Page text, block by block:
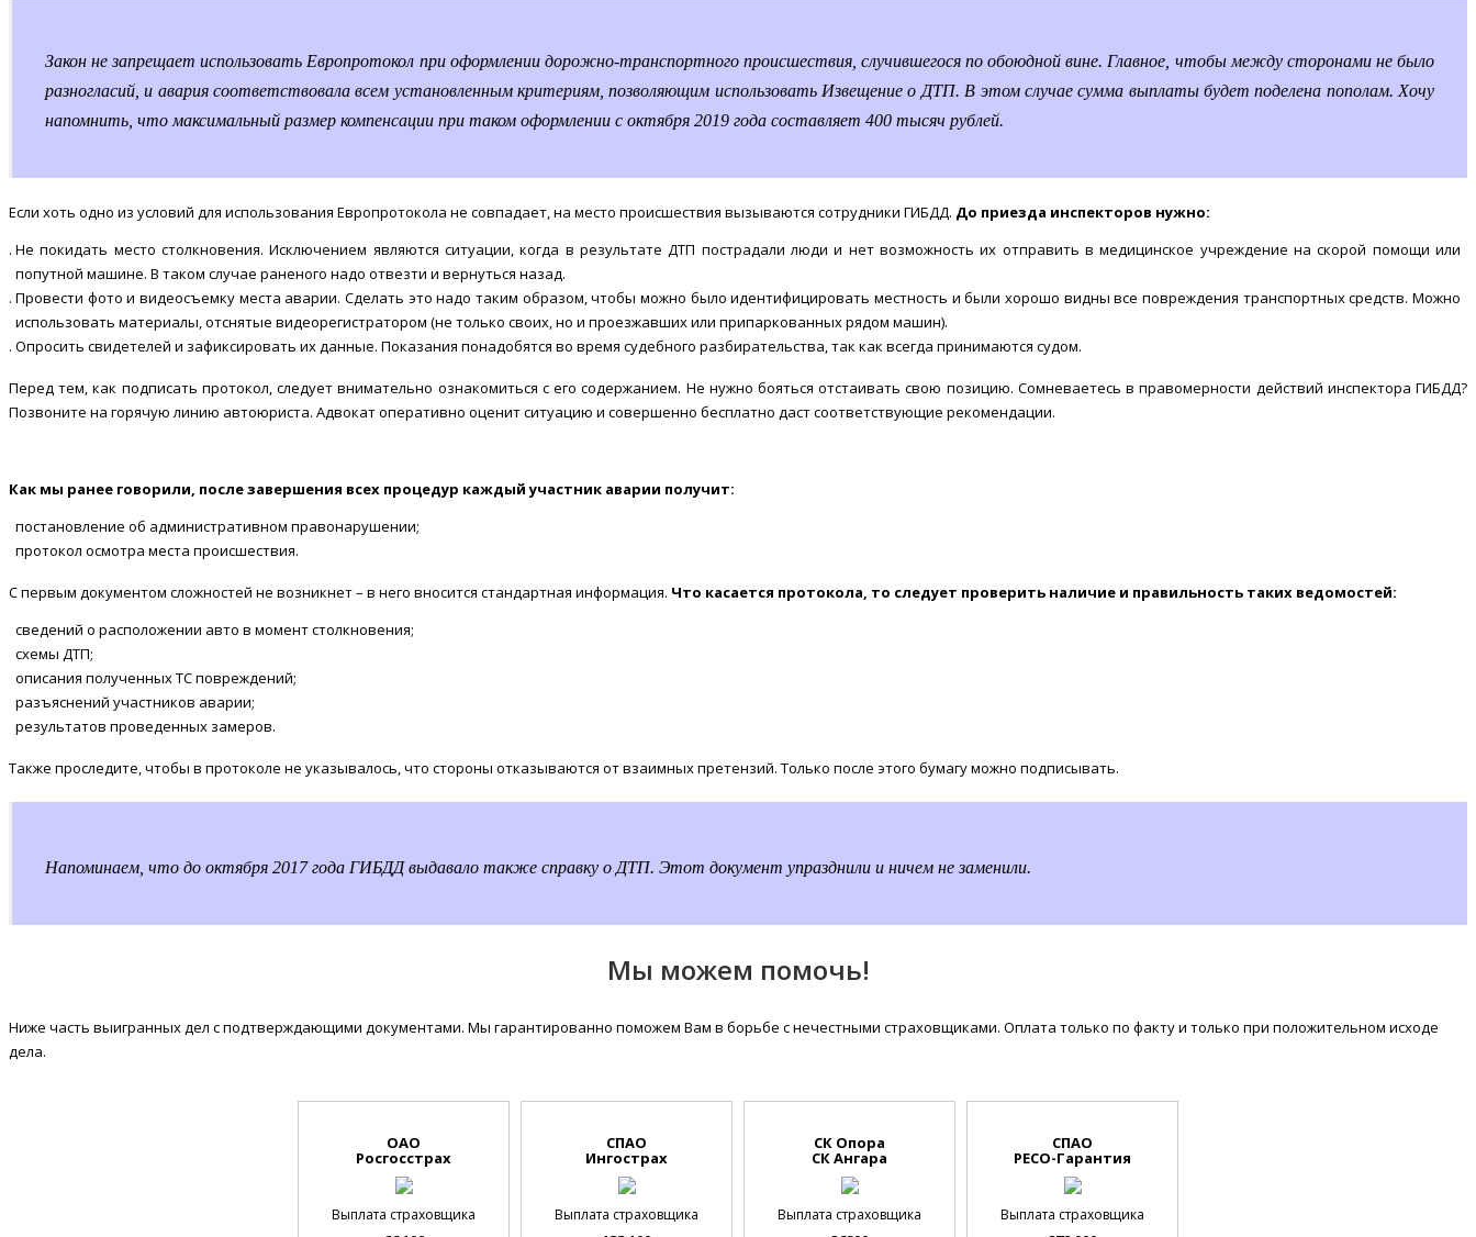
Закон не запрещает использовать Европротокол при оформлении дорожно-транспортного происшествия, случившегося по обоюдной вине. Главное, чтобы между сторонами не было
разногласий, и авария соответствовала всем установленным критериям, позволяющим использовать Извещение о ДТП. В этом случае сумма выплаты будет поделена пополам. Хочу
напомнить, что максимальный размер компенсации при таком оформлении с октября 2019 года составляет 400 тысяч рублей.
Если хоть одно из условий для использования Европротокола не совпадает, на место происшествия вызываются сотрудники ГИБДД. До приезда инспекторов нужно:
Не покидать место столкновения. Исключением являются ситуации, когда в результате ДТП пострадали люди и нет возможность их отправить в медицинское учреждение на скорой помощи или
попутной машине. В таком случае раненого надо отвезти и вернуться назад.
Провести фото и видеосъемку места аварии. Сделать это надо таким образом, чтобы можно было идентифицировать местность и были хорошо видны все повреждения транспортных средств. Можно
использовать материалы, отснятые видеорегистратором (не только своих, но и проезжавших или припаркованных рядом машин).
Опросить свидетелей и зафиксировать их данные. Показания понадобятся во время судебного разбирательства, так как всегда принимаются судом.
Перед тем, как подписать протокол, следует внимательно ознакомиться с его содержанием. Не нужно бояться отстаивать свою позицию. Сомневаетесь в правомерности действий инспектора ГИБДД?
Позвоните на горячую линию автоюриста. Адвокат оперативно оценит ситуацию и совершенно бесплатно даст соответствующие рекомендации.
Как мы ранее говорили, после завершения всех процедур каждый участник аварии получит:
постановление об административном правонарушении;
протокол осмотра места происшествия.
С первым документом сложностей не возникнет – в него вносится стандартная информация. Что касается протокола, то следует проверить наличие и правильность таких ведомостей:
сведений о расположении авто в момент столкновения;
схемы ДТП;
описания полученных ТС повреждений;
разъяснений участников аварии;
результатов проведенных замеров.
Также проследите, чтобы в протоколе не указывалось, что стороны отказываются от взаимных претензий. Только после этого бумагу можно подписывать.
Напоминаем, что до октября 2017 года ГИБДД выдавало также справку о ДТП. Этот документ упразднили и ничем не заменили.
Мы можем помочь!
Ниже часть выигранных дел с подтверждающими документами. Мы гарантированно поможем Вам в борьбе с нечестными страховщиками. Оплата только по факту и только при положительном исходе
дела.
ОАО
Росгосстрах
Выплата страховщика
СПАО
Ингострах
Выплата страховщика
СК Опора
СК Ангара
Выплата страховщика
СПАО
РЕСО-Гарантия
Выплата страховщика